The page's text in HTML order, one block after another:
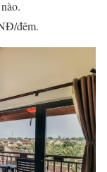
đêm.